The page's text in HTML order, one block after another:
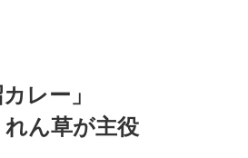
レー」
ん草が主役